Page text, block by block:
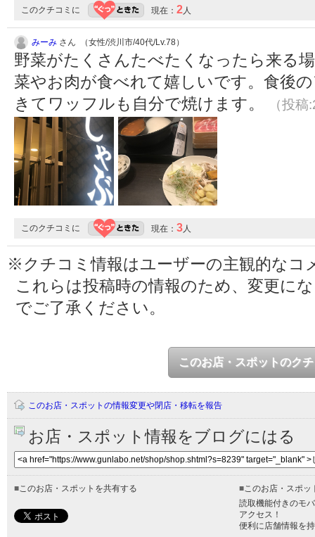
このクチコミに 現在： 2人
みーみ さん （女性/渋川市/40代/Lv.78）
野菜がたくさんたべたくなったら来る
菜やお肉が食べれて嬉しいです。食後
きてワッフルも自分で焼けます。
（投
このクチコミに 現在： 3人
※クチコミ情報はユーザーの主観的なコ
これらは投稿時の情報のため、変更に
でご了承ください。
このお店・スポットのク
このお店・スポットの情報変更や閉店・移転を報告
お店・スポット情報をブログにはる
■このお店・スポットを共有する ■このお店・スポッ
読取機能付きのモ
アクセス！
便利に店舗情報を